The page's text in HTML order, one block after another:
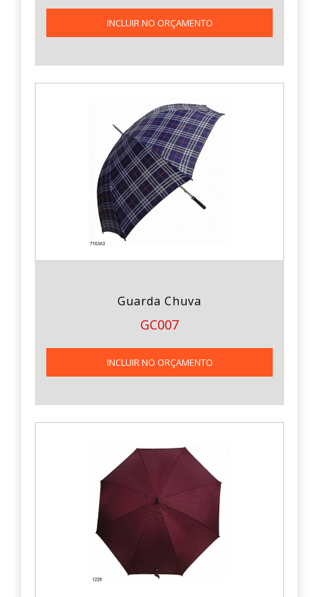
INCLUIR NO ORÇAMENTO
Guarda Chuva
GC007
INCLUIR NO ORÇAMENTO